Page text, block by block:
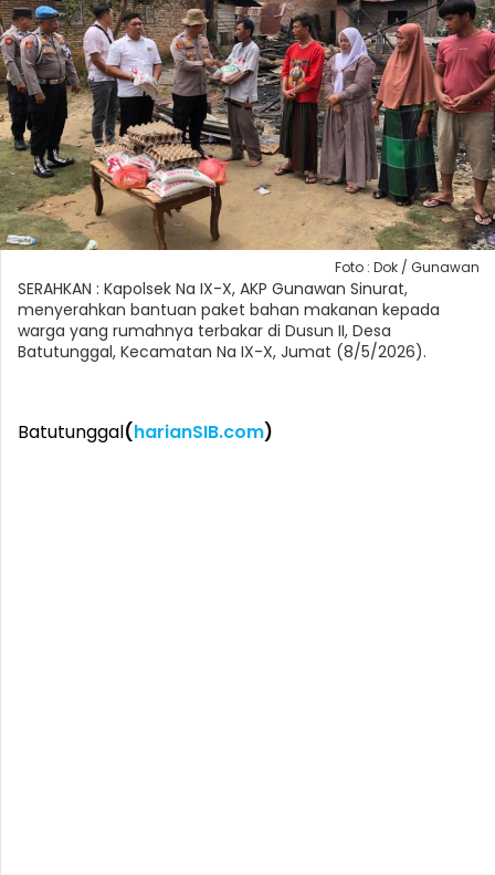
Foto : Dok / Gunawan
SERAHKAN : Kapolsek Na IX-X, AKP Gunawan Sinurat,
menyerahkan bantuan paket bahan makanan kepada
warga yang rumahnya terbakar di Dusun II, Desa
Batutunggal, Kecamatan Na IX-X, Jumat (8/5/2026).
Batutunggal(harianSIB.com)